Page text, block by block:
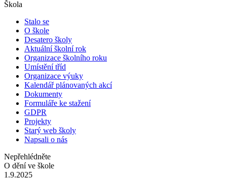
Škola
Stalo se
O škole
Desatero školy
Aktuální školní rok
Organizace školního roku
Umístění tříd
Organizace výuky
Kalendář plánovaných akcí
Dokumenty
Formuláře ke stažení
GDPR
Projekty
Starý web školy
Napsali o nás
Nepřehlédněte
O dění ve škole
1.9.2025